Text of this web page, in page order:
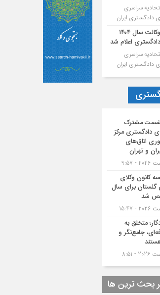
سراسری
دادگستری ایران
نتایج آزمون وکالت سال ۱۴۰۴
اعلام شد
سراسری
دادگستری ایران
مشترک
دادگستری مرکز
اتاق‌های
و تهران
کانون وکلای
گلستان برای سال
شد
متخلق به
جامع‌نگر و
بحث ترین ها